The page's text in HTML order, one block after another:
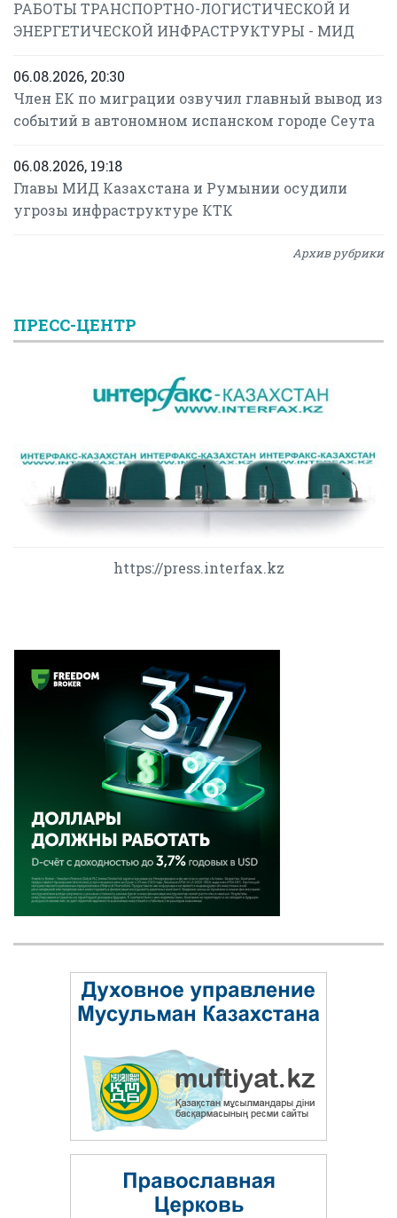
РАБОТЫ ТРАНСПОРТНО-ЛОГИСТИЧЕСКОЙ И
ЭНЕРГЕТИЧЕСКОЙ ИНФРАСТРУКТУРЫ - МИД
06.08.2026, 20:30
Член ЕК по миграции озвучил главный вывод из
событий в автономном испанском городе Сеута
06.08.2026, 19:18
Главы МИД Казахстана и Румынии осудили
угрозы инфраструктуре КТК
Архив рубрики
ПРЕСС-ЦЕНТР
https://press.interfax.kz